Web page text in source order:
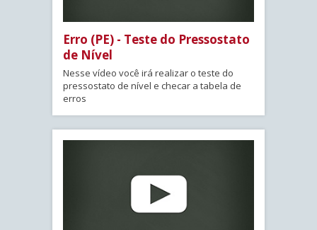
Erro (PE) - Teste do Pressostato
de Nível
Nesse vídeo você irá realizar o teste do
pressostato de nível e checar a tabela de
erros